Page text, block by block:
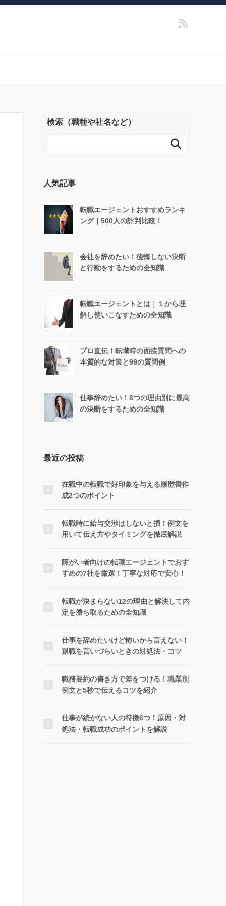
検索（職種や社名など）

人気記事
転職エージェントおすすめランキ
ング｜500人の評判比較！
会社を辞めたい！後悔しない決断
と行動をするための全知識
転職エージェントとは｜１から理
解し使いこなすための全知識
プロ直伝！転職時の面接質問への
本質的な対策と99の質問例
仕事辞めたい！8つの理由別に最高
の決断をするための全知識
最近の投稿
在職中の転職で好印象を与える履歴書作
成2つのポイント
転職時に給与交渉はしないと損！例文を
用いて伝え方やタイミングを徹底解説
障がい者向けの転職エージェントでおす
すめの7社を厳選！丁寧な対応で安心！
転職が決まらない12の理由と解決して内
定を勝ち取るための全知識
仕事を辞めたいけど怖いから言えない！
退職を言いづらいときの対処法・コツ
職務要約の書き方で差をつける！職業別
例文と5秒で伝えるコツを紹介
仕事が続かない人の特徴6つ！原因・対
処法・転職成功のポイントを解説